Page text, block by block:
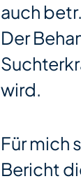
auch
Der
wird.
Für mich
Bericht